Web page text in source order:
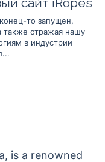
то запущен,
также отражая нашу
в индустрии
is a renowned